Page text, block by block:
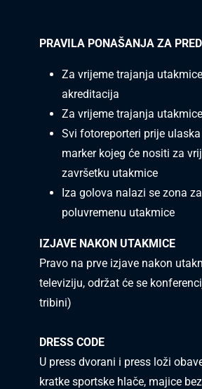
PRAVILA PONAŠANJA ZA
Za vrijeme trajanja
akreditacija
Za vrijeme trajanja
Svi fotoreporteri prije
marker kojeg će nositi za
završetku utakmice
Iza golova nalazi se zona
poluvremenu utakmice
IZJAVE NAKON UTAKMICE
Pravo na prve izjave nakon
televiziju, održat će se
tribini)
DRESS CODE
U press dvorani i press loži
kratke sportske hlače, majice